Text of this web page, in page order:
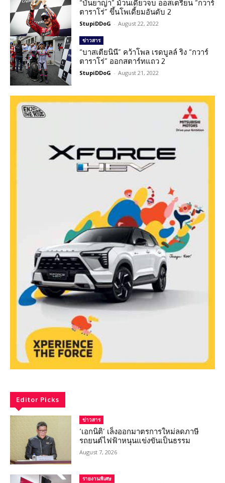
“บันยาญ่า” ม้วนเดียวจบ ออสเตรียน “กวาร์
ตาราโร่” ขึ้นโพเดี้ยมอันดับ 2
StupiDDoG - August 22, 2022
ข่าวสาร
“บาสเตียนินี” คว้าโพล เรดบูลล์ ริง “กวาร์
ตาราโร่” ออกสตาร์ทแถว 2
StupiDDoG - August 21, 2022
Editor Picks
ข่าวสาร
‘เอกนิติ’ เล็งออกมาตรการใหม่ลดภาษี
รถยนต์ไฟฟ้าหนุนแข่งขันเป็นธรรม
August 7, 2026
รายงานพิเศษ